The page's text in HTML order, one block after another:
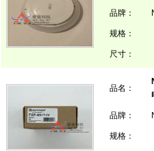
品牌：
规格：
尺寸：
品名：
品牌：
规格：